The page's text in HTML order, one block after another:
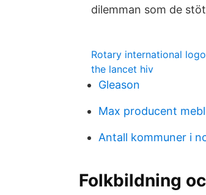
dilemman som de
Rotary international logo
the lancet hiv
Gleason
Max producent
Antall kommuner i
Folkbildning